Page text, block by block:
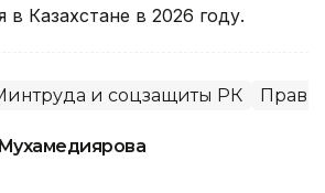
в Казахстане в 2026 году.
и соцзащиты РК